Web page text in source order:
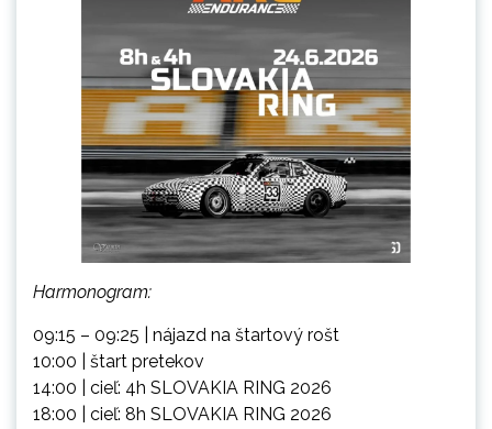
Harmonogram:
09:15 – 09:25 | nájazd na štartový rošt
10:00 | štart pretekov
14:00 | cieľ: 4h SLOVAKIA RING 2026
18:00 | cieľ: 8h SLOVAKIA RING 2026